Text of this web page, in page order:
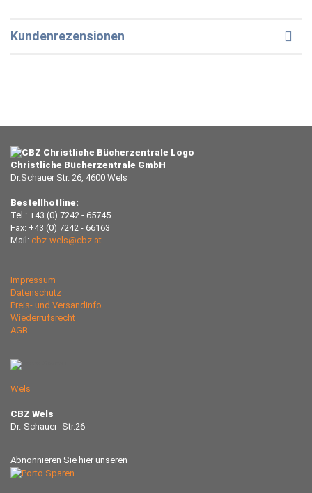
Kundenrezensionen
Christliche Bücherzentrale GmbH
Dr.Schauer Str. 26, 4600 Wels
Bestellhotline:
Tel.: +43 (0) 7242 - 65745
Fax: +43 (0) 7242 - 66163
Mail: cbz-wels@cbz.at
Impressum
Datenschutz
Preis- und Versandinfo
Wiederrufsrecht
AGB
Wels
CBZ Wels
Dr.-Schauer- Str.26
Abnonnieren Sie hier unseren